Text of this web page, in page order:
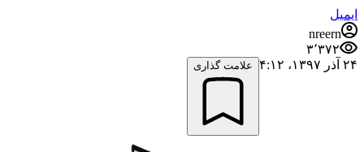
ایمیل
nreern
۳٬۳۷۲
۲۴ آذر ۱۳۹۷،‏ ۴:۱۲
علامت گذاری